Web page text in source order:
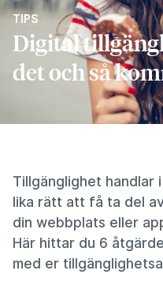
TIPS
Digital
det och så
Tillgänglighet handlar
lika rätt att få ta del
din webbplats eller
Här hittar du 6
med er